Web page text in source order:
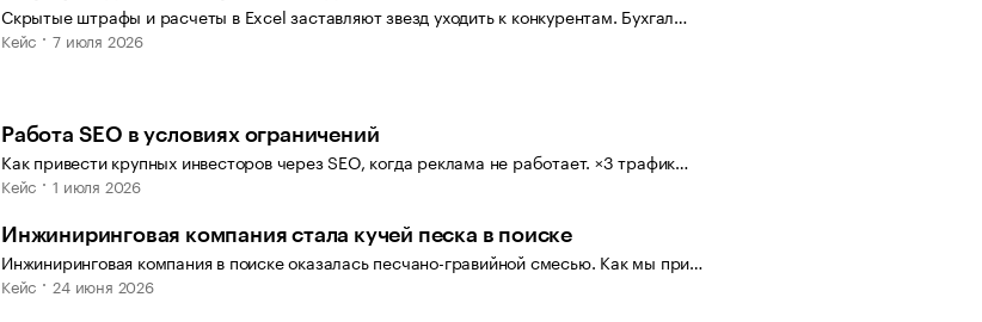
Скрытые штрафы и расчеты в Excel заставляют звезд уходить к конкурентам. Бухгал…
Кейс 7 июля 2026
Работа SEO в условиях ограничений
Как привести крупных инвесторов через SEO, когда реклама не работает. ×3 трафик…
Кейс 1 июля 2026
Инжиниринговая компания стала кучей песка в поиске
Инжиниринговая компания в поиске оказалась песчано-гравийной смесью. Как мы при…
Кейс 24 июня 2026